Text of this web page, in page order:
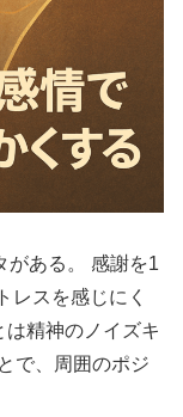
がある。 感謝を1
レスを感じにく
精神のノイズキ
で、周囲のポジ